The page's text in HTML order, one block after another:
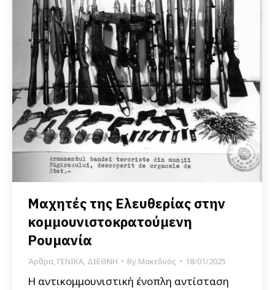
Μαχητές της Ελευθερίας στην
κομμουνιστοκρατούμενη
Ρουμανία
Άρθρα ΓΕΝΙΚΑ ΔΙΕΘΝΗ By Μακεδνός 18/01/2025
Η αντικομμουνιστική ένοπλη αντίσταση